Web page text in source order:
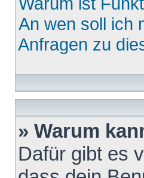
An wen soll ich
Anfragen zu
» Warum
Dafür gibt es